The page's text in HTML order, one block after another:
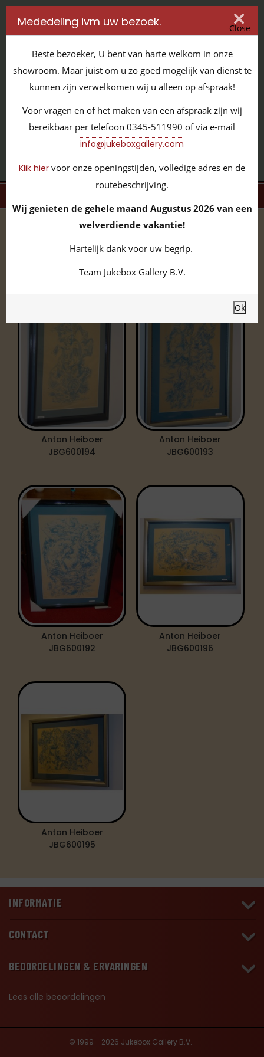
IT'S ALL ABOUT JUKEBOXES
GILDENSTRAAT 32 / 4143 HS LEERDAM / TEL:
0345 - 511990
INFO@JUKEBOXGALLERY.COM
volledige collectie / overige items
Schilderij
Anton Heiboer
JBG600194
Anton Heiboer
JBG600193
Anton Heiboer
JBG600192
Anton Heiboer
JBG600196
Anton Heiboer
JBG600195
INFORMATIE
CONTACT
BEOORDELINGEN & ERVARINGEN
Lees alle beoordelingen
© 1999 - 2026 Jukebox Gallery B.V.
Mededeling ivm uw bezoek. Close
Beste bezoeker, U bent van harte welkom in onze
showroom. Maar juist om u zo goed mogelijk van dienst te
kunnen zijn verwelkomen wij u alleen op afspraak!
Voor vragen en of het maken van een afspraak zijn wij
bereikbaar per telefoon 0345-511990 of via e-mail
info@jukeboxgallery.com
Klik hier voor onze openingstijden, volledige adres en de
routebeschrijving.
Wij genieten de gehele maand Augustus 2026 van een
welverdiende vakantie!
Hartelijk dank voor uw begrip.
Team Jukebox Gallery B.V.
Ok